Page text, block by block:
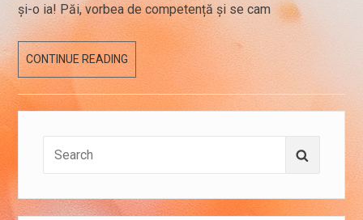
și-o ia! Păi, vorbea de competență și se cam
CONTINUE READING
IUNIE